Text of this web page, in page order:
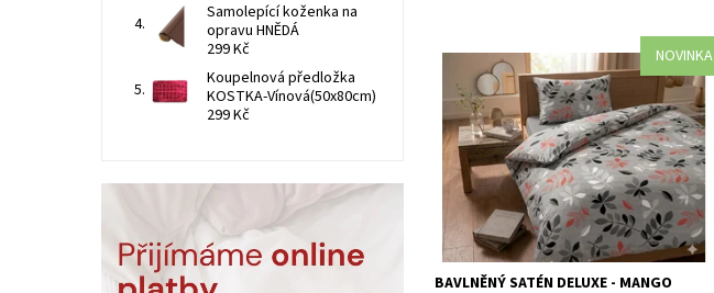
NOVINKA
Saténové povlečení z nejjemnější 100%
bavlny, na dotek příjemné. Jarní květinový
motiv Saténová úprava Zipové zapínání
Dostupnost:
Skladem >5 ks
Kód:
8595248438941
BAVLNĚNÝ SATÉN DELUXE - MANGO
Samolepící koženka na
opravu HNĚDÁ
299 Kč
Koupelnová předložka
KOSTKA-Vínová(50x80cm)
299 Kč